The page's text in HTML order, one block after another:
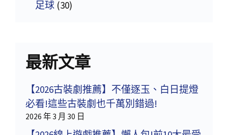
足球 (30)
最新文章
【2026古裝劇推薦】不僅逐玉、白日提燈
必看!這些古裝劇也千萬別錯過!
2026 年 3 月 30 日